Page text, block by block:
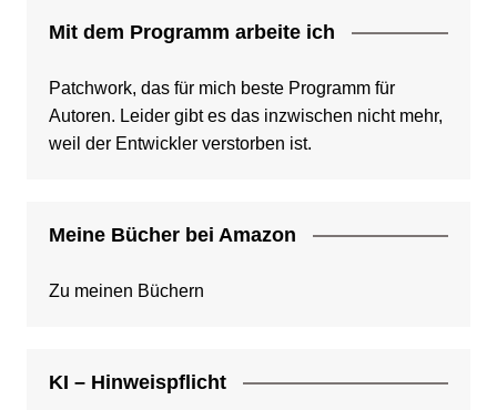
Mit dem Programm arbeite ich
Patchwork, das für mich beste Programm für
Autoren. Leider gibt es das inzwischen nicht mehr,
weil der Entwickler verstorben ist.
Meine Bücher bei Amazon
Zu meinen Büchern
KI – Hinweispflicht